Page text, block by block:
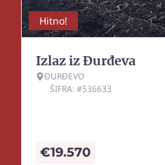
Hitno!
Izlaz iz Đurđeva
ĐURĐEVO
ŠIFRA: #536633
€19.570